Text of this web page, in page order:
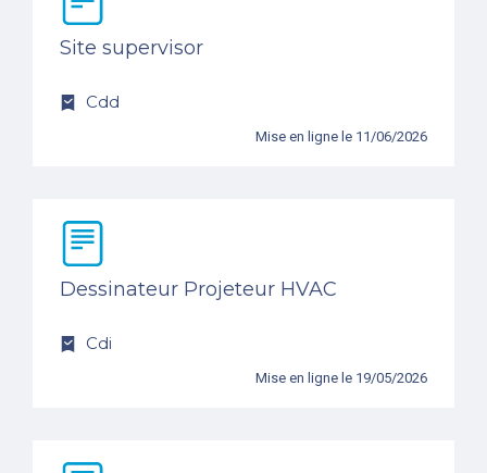
Site supervisor
Cdd
Mise en ligne le 11/06/2026
Dessinateur Projeteur HVAC
Cdi
Mise en ligne le 19/05/2026